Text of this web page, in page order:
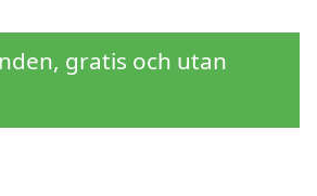
gratis och utan